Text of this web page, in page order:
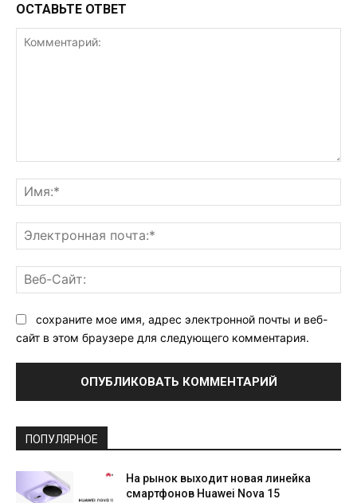
ОСТАВЬТЕ ОТВЕТ
сохраните мое имя, адрес электронной почты и веб-
сайт в этом браузере для следующего комментария.
ПОПУЛЯРНОЕ
На рынок выходит новая линейка
смартфонов Huawei Nova 15